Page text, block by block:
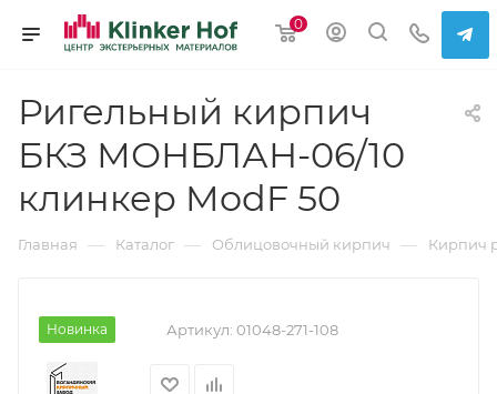
0
Ригельный кирпич
БКЗ МОНБЛАН-06/10
клинкер ModF 50
Главная — Каталог — Облицовочный кирпич — Кирпич
Новинка Артикул: 01048-271-108